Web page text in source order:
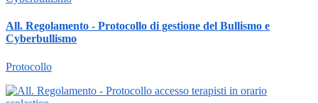
All. Regolamento - Protocollo di gestione del Bullismo e
Cyberbullismo
Protocollo